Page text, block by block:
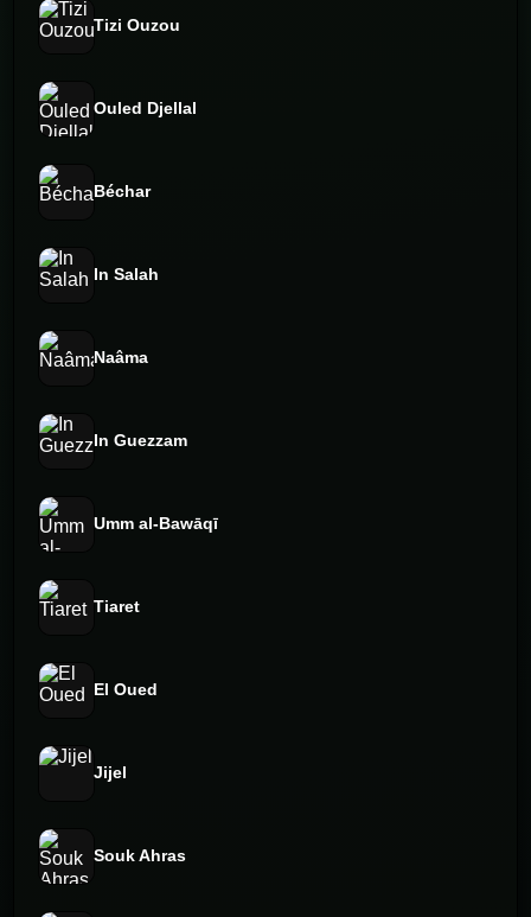
Tizi Ouzou
Ouled Djellal
Béchar
In Salah
Naâma
In Guezzam
Umm al-Bawāqī
Tiaret
El Oued
Jijel
Souk Ahras